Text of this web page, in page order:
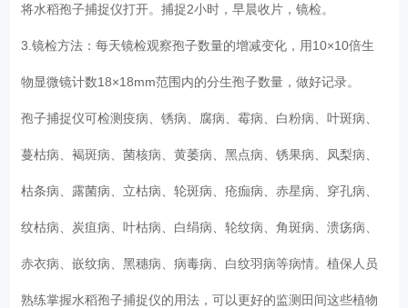
将水稻孢子捕捉仪打开。捕捉2小时，早晨收片，镜检。
3.镜检方法：每天镜检观察孢子数量的增减变化，用10×10倍生
物显微镜计数18×18mm范围内的分生孢子数量，做好记录。
孢子捕捉仪可检测疫病、锈病、腐病、霉病、白粉病、叶斑病、
蔓枯病、褐斑病、菌核病、黄萎病、黑点病、锈果病、凤梨病、
枯条病、露菌病、立枯病、轮斑病、疮痂病、赤星病、穿孔病、
纹枯病、炭疽病、叶枯病、白绢病、轮纹病、角斑病、溃疡病、
赤衣病、嵌纹病、黑穗病、病毒病、白纹羽病等病情。植保人员
熟练掌握水稻孢子捕捉仪的用法，可以更好的监测田间这些植物